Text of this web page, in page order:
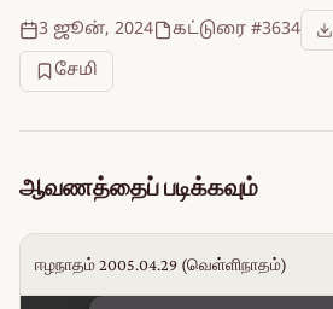
3 ஜூன், 2024 கட்டுரை #3634
சேமி
ஆவணத்தைப் படிக்கவும்
ஈழநாதம் 2005.04.29 (வெள்ளிநாதம்)